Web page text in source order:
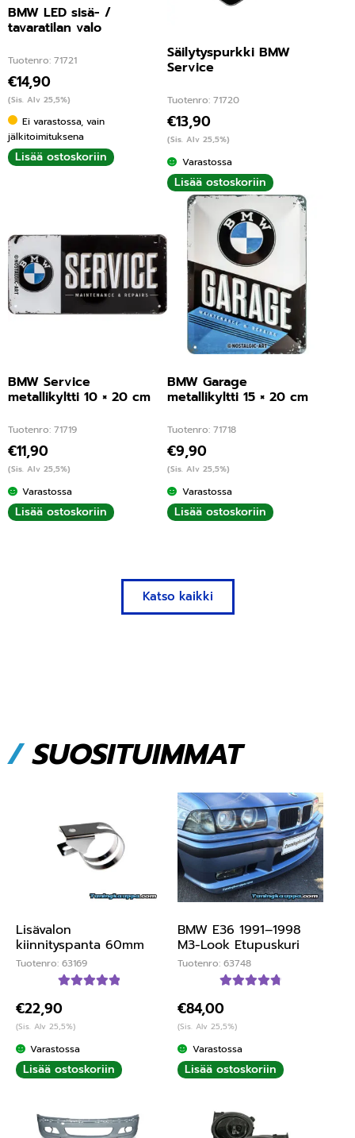
BMW LED sisä- /
tavaratilan valo
Tuotenro: 71721
€14,90
(Sis. Alv 25,5%)
Ei varastossa, vain
jälkitoimituksena
Lisää ostoskoriin
Säilytyspurkki BMW
Service
Tuotenro: 71720
€13,90
(Sis. Alv 25,5%)
Varastossa
Lisää ostoskoriin
BMW Service
metallikyltti 10 × 20 cm
Tuotenro: 71719
€11,90
(Sis. Alv 25,5%)
Varastossa
Lisää ostoskoriin
BMW Garage
metallikyltti 15 × 20 cm
Tuotenro: 71718
€9,90
(Sis. Alv 25,5%)
Varastossa
Lisää ostoskoriin
Katso kaikki
/SUOSITUIMMAT
Lisävalon
kiinnityspanta 60mm
Tuotenro: 63169
5.00
€22,90
(Sis. Alv 25,5%)
Varastossa
Lisää ostoskoriin
BMW E36 1991–1998
M3-Look Etupuskuri
Tuotenro: 63748
4.89
€84,00
(Sis. Alv 25,5%)
Varastossa
Lisää ostoskoriin